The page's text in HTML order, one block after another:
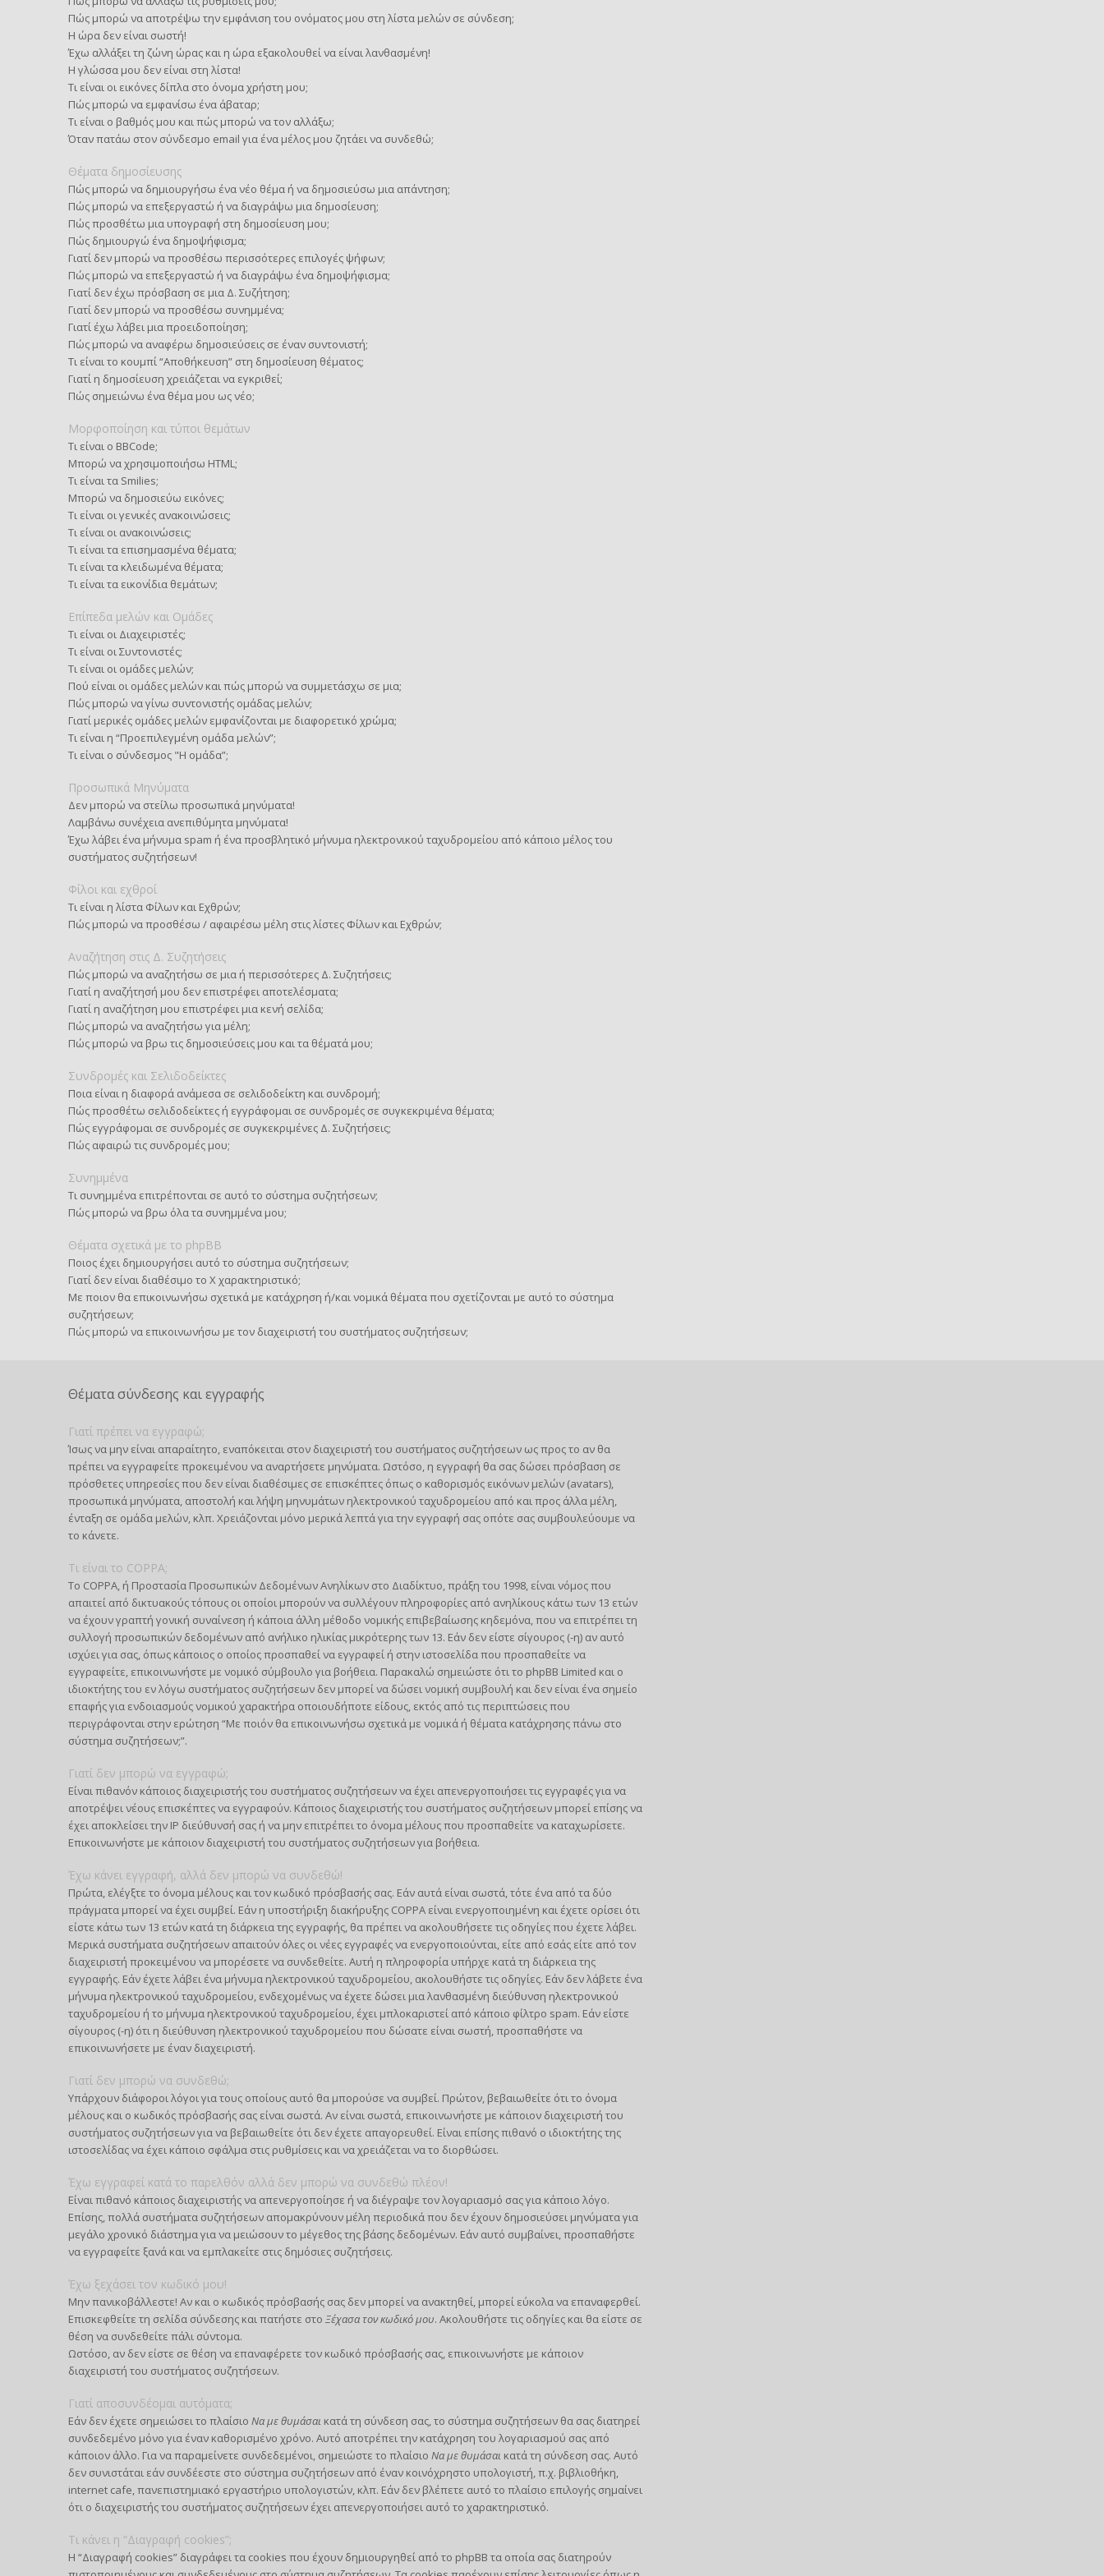
Πώς μπορώ να αποτρέψω την εμφάνιση του ονόματος μου στη λίστα μελών σε σύνδεση;
Η ώρα δεν είναι σωστή!
Έχω αλλάξει τη ζώνη ώρας και η ώρα εξακολουθεί να είναι λανθασμένη!
Η γλώσσα μου δεν είναι στη λίστα!
Τι είναι οι εικόνες δίπλα στο όνομα χρήστη μου;
Πώς μπορώ να εμφανίσω ένα άβαταρ;
Τι είναι ο βαθμός μου και πώς μπορώ να τον αλλάξω;
Όταν πατάω στον σύνδεσμο email για ένα μέλος μου ζητάει να συνδεθώ;
Θέματα δημοσίευσης
Πώς μπορώ να δημιουργήσω ένα νέο θέμα ή να δημοσιεύσω μια απάντηση;
Πώς μπορώ να επεξεργαστώ ή να διαγράψω μια δημοσίευση;
Πώς προσθέτω μια υπογραφή στη δημοσίευση μου;
Πώς δημιουργώ ένα δημοψήφισμα;
Γιατί δεν μπορώ να προσθέσω περισσότερες επιλογές ψήφων;
Πώς μπορώ να επεξεργαστώ ή να διαγράψω ένα δημοψήφισμα;
Γιατί δεν έχω πρόσβαση σε μια Δ. Συζήτηση;
Γιατί δεν μπορώ να προσθέσω συνημμένα;
Γιατί έχω λάβει μια προειδοποίηση;
Πώς μπορώ να αναφέρω δημοσιεύσεις σε έναν συντονιστή;
Τι είναι το κουμπί “Αποθήκευση” στη δημοσίευση θέματος;
Γιατί η δημοσίευση χρειάζεται να εγκριθεί;
Πώς σημειώνω ένα θέμα μου ως νέο;
Μορφοποίηση και τύποι θεμάτων
Τι είναι ο BBCode;
Μπορώ να χρησιμοποιήσω HTML;
Τι είναι τα Smilies;
Μπορώ να δημοσιεύω εικόνες;
Τι είναι οι γενικές ανακοινώσεις;
Τι είναι οι ανακοινώσεις;
Τι είναι τα επισημασμένα θέματα;
Τι είναι τα κλειδωμένα θέματα;
Τι είναι τα εικονίδια θεμάτων;
Επίπεδα μελών και Ομάδες
Τι είναι οι Διαχειριστές;
Τι είναι οι Συντονιστές;
Τι είναι οι ομάδες μελών;
Πού είναι οι ομάδες μελών και πώς μπορώ να συμμετάσχω σε μια;
Πώς μπορώ να γίνω συντονιστής ομάδας μελών;
Γιατί μερικές ομάδες μελών εμφανίζονται με διαφορετικό χρώμα;
Τι είναι η “Προεπιλεγμένη ομάδα μελών”;
Τι είναι ο σύνδεσμος "Η ομάδα”;
Προσωπικά Μηνύματα
Δεν μπορώ να στείλω προσωπικά μηνύματα!
Λαμβάνω συνέχεια ανεπιθύμητα μηνύματα!
Έχω λάβει ένα μήνυμα spam ή ένα προσβλητικό μήνυμα ηλεκτρονικού ταχυδρομείου από κάποιο μέλος του
συστήματος συζητήσεων!
Φίλοι και εχθροί
Τι είναι η λίστα Φίλων και Εχθρών;
Πώς μπορώ να προσθέσω / αφαιρέσω μέλη στις λίστες Φίλων και Εχθρών;
Αναζήτηση στις Δ. Συζητήσεις
Πώς μπορώ να αναζητήσω σε μια ή περισσότερες Δ. Συζητήσεις;
Γιατί η αναζήτησή μου δεν επιστρέφει αποτελέσματα;
Γιατί η αναζήτηση μου επιστρέφει μια κενή σελίδα;
Πώς μπορώ να αναζητήσω για μέλη;
Πώς μπορώ να βρω τις δημοσιεύσεις μου και τα θέματά μου;
Συνδρομές και Σελιδοδείκτες
Ποια είναι η διαφορά ανάμεσα σε σελιδοδείκτη και συνδρομή;
Πώς προσθέτω σελιδοδείκτες ή εγγράφομαι σε συνδρομές σε συγκεκριμένα θέματα;
Πώς εγγράφομαι σε συνδρομές σε συγκεκριμένες Δ. Συζητήσεις;
Πώς αφαιρώ τις συνδρομές μου;
Συνημμένα
Τι συνημμένα επιτρέπονται σε αυτό το σύστημα συζητήσεων;
Πώς μπορώ να βρω όλα τα συνημμένα μου;
Θέματα σχετικά με το phpBB
Ποιος έχει δημιουργήσει αυτό το σύστημα συζητήσεων;
Γιατί δεν είναι διαθέσιμο το Χ χαρακτηριστικό;
Με ποιον θα επικοινωνήσω σχετικά με κατάχρηση ή/και νομικά θέματα που σχετίζονται με αυτό το σύστημα
συζητήσεων;
Πώς μπορώ να επικοινωνήσω με τον διαχειριστή του συστήματος συζητήσεων;
Θέματα σύνδεσης και εγγραφής
Γιατί πρέπει να εγγραφώ;
Ίσως να μην είναι απαραίτητο, εναπόκειται στον διαχειριστή του συστήματος συζητήσεων ως προς το αν θα
πρέπει να εγγραφείτε προκειμένου να αναρτήσετε μηνύματα. Ωστόσο, η εγγραφή θα σας δώσει πρόσβαση σε
πρόσθετες υπηρεσίες που δεν είναι διαθέσιμες σε επισκέπτες όπως ο καθορισμός εικόνων μελών (avatars),
προσωπικά μηνύματα, αποστολή και λήψη μηνυμάτων ηλεκτρονικού ταχυδρομείου από και προς άλλα μέλη,
ένταξη σε ομάδα μελών, κλπ. Χρειάζονται μόνο μερικά λεπτά για την εγγραφή σας οπότε σας συμβουλεύουμε να
το κάνετε.
Τι είναι το COPPA;
Το COPPA, ή Προστασία Προσωπικών Δεδομένων Ανηλίκων στο Διαδίκτυο, πράξη του 1998, είναι νόμος που
απαιτεί από δικτυακούς τόπους οι οποίοι μπορούν να συλλέγουν πληροφορίες από ανηλίκους κάτω των 13 ετών
να έχουν γραπτή γονική συναίνεση ή κάποια άλλη μέθοδο νομικής επιβεβαίωσης κηδεμόνα, που να επιτρέπει τη
συλλογή προσωπικών δεδομένων από ανήλικο ηλικίας μικρότερης των 13. Εάν δεν είστε σίγουρος (-η) αν αυτό
ισχύει για σας, όπως κάποιος ο οποίος προσπαθεί να εγγραφεί ή στην ιστοσελίδα που προσπαθείτε να
εγγραφείτε, επικοινωνήστε με νομικό σύμβουλο για βοήθεια. Παρακαλώ σημειώστε ότι το phpBB Limited και ο
ιδιοκτήτης του εν λόγω συστήματος συζητήσεων δεν μπορεί να δώσει νομική συμβουλή και δεν είναι ένα σημείο
επαφής για ενδοιασμούς νομικού χαρακτήρα οποιουδήποτε είδους, εκτός από τις περιπτώσεις που
περιγράφονται στην ερώτηση “Με ποιόν θα επικοινωνήσω σχετικά με νομικά ή θέματα κατάχρησης πάνω στο
σύστημα συζητήσεων;”.
Γιατί δεν μπορώ να εγγραφώ;
Είναι πιθανόν κάποιος διαχειριστής του συστήματος συζητήσεων να έχει απενεργοποιήσει τις εγγραφές για να
αποτρέψει νέους επισκέπτες να εγγραφούν. Κάποιος διαχειριστής του συστήματος συζητήσεων μπορεί επίσης να
έχει αποκλείσει την IP διεύθυνσή σας ή να μην επιτρέπει το όνομα μέλους που προσπαθείτε να καταχωρίσετε.
Επικοινωνήστε με κάποιον διαχειριστή του συστήματος συζητήσεων για βοήθεια.
Έχω κάνει εγγραφή, αλλά δεν μπορώ να συνδεθώ!
Πρώτα, ελέγξτε το όνομα μέλους και τον κωδικό πρόσβασής σας. Εάν αυτά είναι σωστά, τότε ένα από τα δύο
πράγματα μπορεί να έχει συμβεί. Εάν η υποστήριξη διακήρυξης COPPA είναι ενεργοποιημένη και έχετε ορίσει ότι
είστε κάτω των 13 ετών κατά τη διάρκεια της εγγραφής, θα πρέπει να ακολουθήσετε τις οδηγίες που έχετε λάβει.
Μερικά συστήματα συζητήσεων απαιτούν όλες οι νέες εγγραφές να ενεργοποιούνται, είτε από εσάς είτε από τον
διαχειριστή προκειμένου να μπορέσετε να συνδεθείτε. Αυτή η πληροφορία υπήρχε κατά τη διάρκεια της
εγγραφής. Εάν έχετε λάβει ένα μήνυμα ηλεκτρονικού ταχυδρομείου, ακολουθήστε τις οδηγίες. Εάν δεν λάβετε ένα
μήνυμα ηλεκτρονικού ταχυδρομείου, ενδεχομένως να έχετε δώσει μια λανθασμένη διεύθυνση ηλεκτρονικού
ταχυδρομείου ή το μήνυμα ηλεκτρονικού ταχυδρομείου, έχει μπλοκαριστεί από κάποιο φίλτρο spam. Εάν είστε
σίγουρος (-η) ότι η διεύθυνση ηλεκτρονικού ταχυδρομείου που δώσατε είναι σωστή, προσπαθήστε να
επικοινωνήσετε με έναν διαχειριστή.
Γιατί δεν μπορώ να συνδεθώ;
Υπάρχουν διάφοροι λόγοι για τους οποίους αυτό θα μπορούσε να συμβεί. Πρώτον, βεβαιωθείτε ότι το όνομα
μέλους και ο κωδικός πρόσβασής σας είναι σωστά. Αν είναι σωστά, επικοινωνήστε με κάποιον διαχειριστή του
συστήματος συζητήσεων για να βεβαιωθείτε ότι δεν έχετε απαγορευθεί. Είναι επίσης πιθανό ο ιδιοκτήτης της
ιστοσελίδας να έχει κάποιο σφάλμα στις ρυθμίσεις και να χρειάζεται να το διορθώσει.
Έχω εγγραφεί κατά το παρελθόν αλλά δεν μπορώ να συνδεθώ πλέον!
Είναι πιθανό κάποιος διαχειριστής να απενεργοποίησε ή να διέγραψε τον λογαριασμό σας για κάποιο λόγο.
Επίσης, πολλά συστήματα συζητήσεων απομακρύνουν μέλη περιοδικά που δεν έχουν δημοσιεύσει μηνύματα για
μεγάλο χρονικό διάστημα για να μειώσουν το μέγεθος της βάσης δεδομένων. Εάν αυτό συμβαίνει, προσπαθήστε
να εγγραφείτε ξανά και να εμπλακείτε στις δημόσιες συζητήσεις.
Έχω ξεχάσει τον κωδικό μου!
Μην πανικοβάλλεστε! Αν και ο κωδικός πρόσβασής σας δεν μπορεί να ανακτηθεί, μπορεί εύκολα να επαναφερθεί.
Επισκεφθείτε τη σελίδα σύνδεσης και πατήστε στο Ξέχασα τον κωδικό μου. Ακολουθήστε τις οδηγίες και θα είστε σε
θέση να συνδεθείτε πάλι σύντομα.
Ωστόσο, αν δεν είστε σε θέση να επαναφέρετε τον κωδικό πρόσβασής σας, επικοινωνήστε με κάποιον
διαχειριστή του συστήματος συζητήσεων.
Γιατί αποσυνδέομαι αυτόματα;
Εάν δεν έχετε σημειώσει το πλαίσιο Να με θυμάσαικατά τη σύνδεση σας, το σύστημα συζητήσεων θα σας διατηρεί
συνδεδεμένο μόνο για έναν καθορισμένο χρόνο. Αυτό αποτρέπει την κατάχρηση του λογαριασμού σας από
κάποιον άλλο. Για να παραμείνετε συνδεδεμένοι, σημειώστε το πλαίσιο Να με θυμάσαικατά τη σύνδεση σας. Αυτό
δεν συνιστάται εάν συνδέεστε στο σύστημα συζητήσεων από έναν κοινόχρηστο υπολογιστή, π.χ. βιβλιοθήκη,
internet cafe, πανεπιστημιακό εργαστήριο υπολογιστών, κλπ. Εάν δεν βλέπετε αυτό το πλαίσιο επιλογής σημαίνει
ότι ο διαχειριστής του συστήματος συζητήσεων έχει απενεργοποιήσει αυτό το χαρακτηριστικό.
Τι κάνει η “Διαγραφή cookies”;
Η “Διαγραφή cookies” διαγράφει τα cookies που έχουν δημιουργηθεί από το phpBB τα οποία σας διατηρούν